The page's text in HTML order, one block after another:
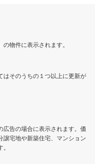
物件に表示されます。
はそのうちの１つ以上に更新が
告の場合に表示されます。価
宅地や新築住宅、マンション